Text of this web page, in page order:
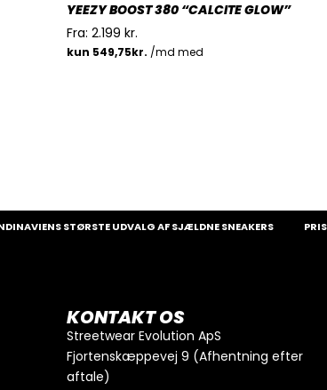
GÅ TIL BETALING
YEEZY BOOST 380 “CALCITE GLOW”
Fra: 2.199 kr.
STØRSTE UDVALG AF SJÆLDNE SNEAKERS
KONTAKT OS
Streetwear Evolution ApS
Fjortenskæppevej 9 (Afhentning efter
aftale)